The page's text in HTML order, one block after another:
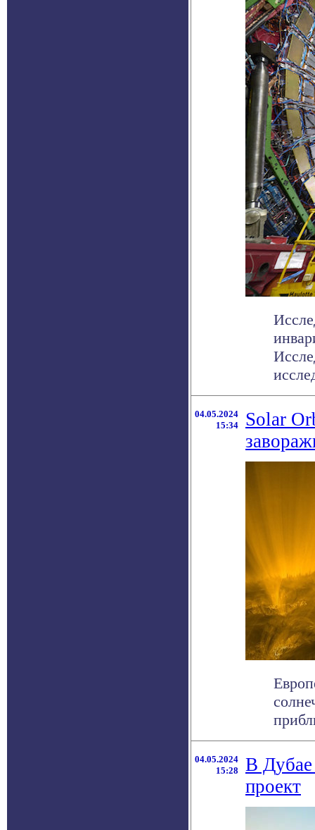
04.05.2024
15:34
Solar
04.05.2024
15:28
В Дубае
проект